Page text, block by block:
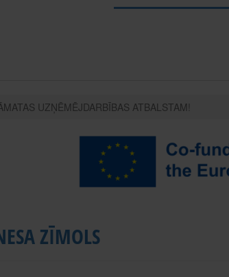
UZŅĒMĒJDARBĪBAS ATBALSTAM!
ZĪMOLS